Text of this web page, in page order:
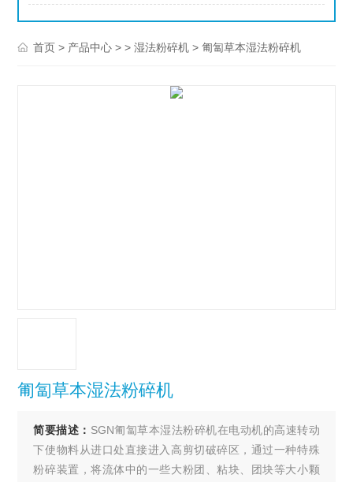
首页 > 产品中心 > >湿法粉碎机 > 匍匐草本湿法粉碎机
匍匐草本湿法粉碎机
简要描述： SGN匍匐草本湿法粉碎机在电动机的高速转动
下使物料从进口处直接进入高剪切破碎区，通过一种特殊
粉碎装置，将流体中的一些大粉团、粘块、团块等大小颗